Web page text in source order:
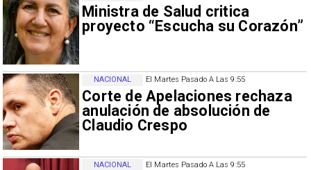
Ministra de Salud critica
proyecto “Escucha su Corazón”
El Martes Pasado A Las 9:55
Corte de Apelaciones rechaza
anulación de absolución de
Claudio Crespo
NACIONAL
El Martes Pasado A Las 9:55
NACIONAL